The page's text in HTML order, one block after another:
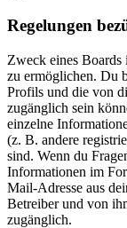
Regelungen
Zweck eines Boards
zu ermöglichen. Du
Profils und die von
zugänglich sein
einzelne
(z. B. andere
sind. Wenn du
Informationen im
Mail-Adresse aus
Betreiber und von
zugänglich.